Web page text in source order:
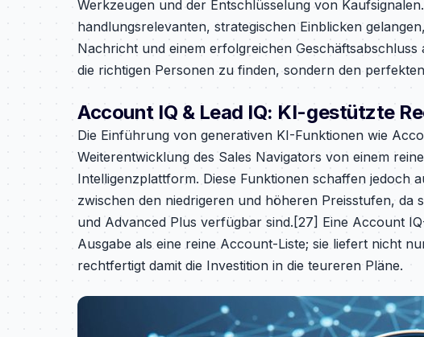
Werkzeugen und der Entschlüsselung von
handlungsrelevanten, strategischen Einblicken
Nachricht und einem erfolgreichen
die richtigen Personen zu finden, sondern den
Account IQ & Lead IQ: KI-gestützte
Die Einführung von generativen KI-Funktionen wie
Weiterentwicklung des Sales Navigators von einem
Intelligenzplattform. Diese Funktionen schaffen jedoch
zwischen den niedrigeren und höheren Preisstufen,
und Advanced Plus verfügbar sind.[27] Eine Account
Ausgabe als eine reine Account-Liste; sie liefert nicht
rechtfertigt damit die Investition in die teureren Pläne.